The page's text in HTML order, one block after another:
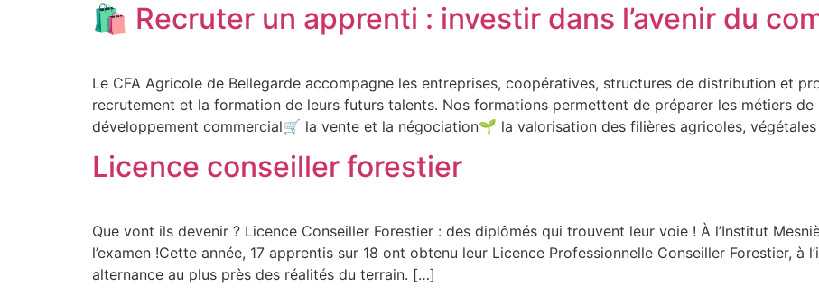
🛍️ Recruter un apprenti : investir dans l’avenir du
Le CFA Agricole de Bellegarde accompagne les entreprises, coopératives, structures de distribution et
recrutement et la formation de leurs futurs talents. Nos formations permettent de préparer les métiers
développement commercial🛒 la vente et la négociation🌱 la valorisation des filières agricoles,
Licence conseiller forestier
Que vont ils devenir ? Licence Conseiller Forestier : des diplômés qui trouvent leur voie ! À l’Institut
l’examen !Cette année, 17 apprentis sur 18 ont obtenu leur Licence Professionnelle Conseiller Forestier, à
alternance au plus près des réalités du terrain. […]